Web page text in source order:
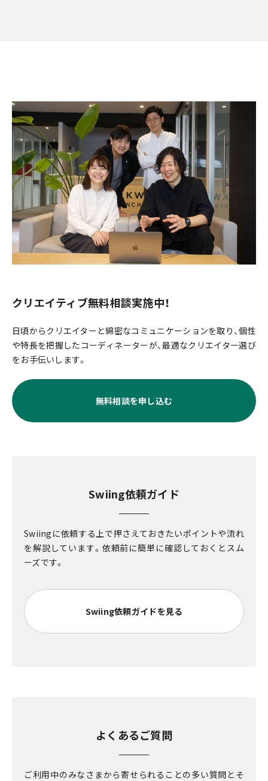
クリエイティブ無料相談実施中！
日頃からクリエイターと綿密なコミュニケーションを取り、個性
や特長を把握したコーディネーターが、最適なクリエイター選び
をお手伝いします。
無料相談を申し込む
Swiing依頼ガイド
Swiingに依頼する上で押さえておきたいポイントや流れ
を解説しています。依頼前に簡単に確認しておくとスム
ーズです。
Swiing依頼ガイドを見る
よくあるご質問
ご利用中のみなさまから寄せられることの多い質問とそ